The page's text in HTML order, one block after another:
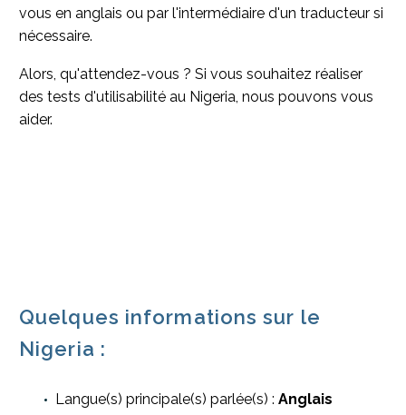
vous en anglais ou par l'intermédiaire d'un traducteur si
nécessaire.
Alors, qu'attendez-vous ? Si vous souhaitez réaliser
des tests d'utilisabilité au Nigeria, nous pouvons vous
aider.
Quelques informations sur le
Nigeria :
Langue(s) principale(s) parlée(s) : Anglais